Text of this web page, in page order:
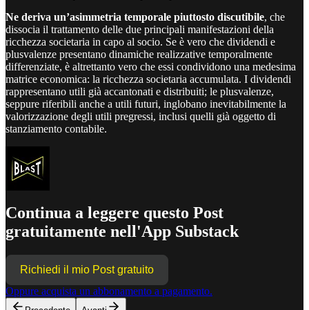
Ne deriva un’asimmetria temporale piuttosto discutibile, che
dissocia il trattamento delle due principali manifestazioni della
ricchezza societaria in capo al socio. Se è vero che dividendi e
plusvalenze presentano dinamiche realizzative temporalmente
differenziate, è altrettanto vero che essi condividono una medesima
matrice economica: la ricchezza societaria accumulata. I dividendi
rappresentano utili già accantonati e distribuiti; le plusvalenze,
seppure riferibili anche a utili futuri, inglobano inevitabilmente la
valorizzazione degli utili pregressi, inclusi quelli già oggetto di
stanziamento contabile.
Continua a leggere questo Post
gratuitamente nell'App Substack
Richiedi il mio Post gratuito
Oppure acquista un abbonamento a pagamento.